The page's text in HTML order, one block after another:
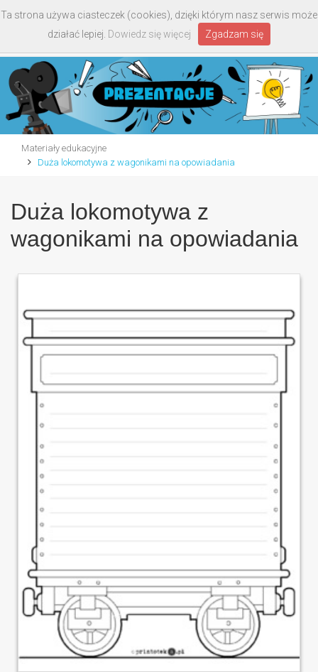
Materiały edukacyjne
Duża lokomotywa z wagonikami na opowiadania
Duża lokomotywa z
wagonikami na opowiadania
Ta strona używa ciasteczek (cookies), dzięki którym nasz serwis może
działać lepiej. Dowiedz się więcej Zgadzam się